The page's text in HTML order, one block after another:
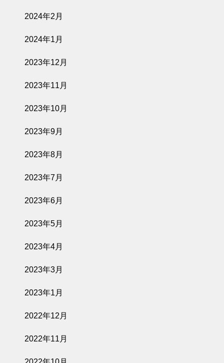
2024年2月
2024年1月
2023年12月
2023年11月
2023年10月
2023年9月
2023年8月
2023年7月
2023年6月
2023年5月
2023年4月
2023年3月
2023年1月
2022年12月
2022年11月